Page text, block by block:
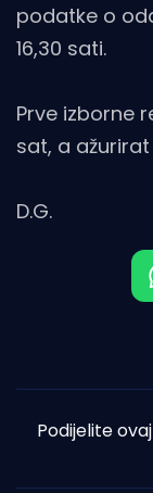
podatke o
16,30 sati.
Prve izborne
sat, a
D.G.
Podijelite